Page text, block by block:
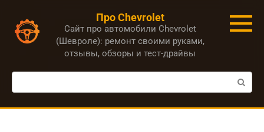
контенту
Про Chevrolet
Сайт про автомобили Chevrolet
(Шевроле): ремонт своими руками,
отзывы, обзоры и тест-драйвы
Поиск: